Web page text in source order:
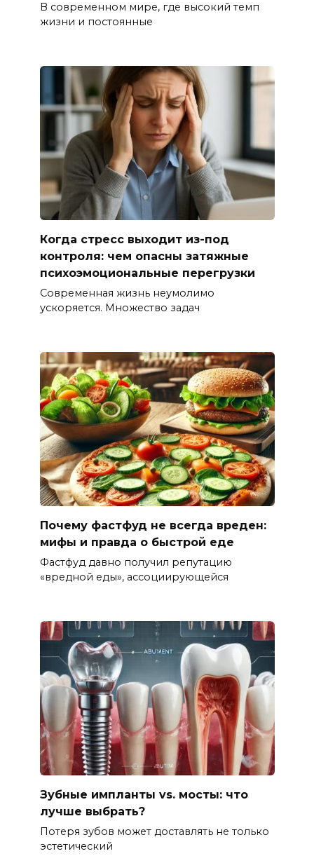
В современном мире, где высокий темп
жизни и постоянные
Когда стресс выходит из-под
контроля: чем опасны затяжные
психоэмоциональные перегрузки
Современная жизнь неумолимо
ускоряется. Множество задач
Почему фастфуд не всегда вреден:
мифы и правда о быстрой еде
Фастфуд давно получил репутацию
«вредной еды», ассоциирующейся
Зубные импланты vs. мосты: что
лучше выбрать?
Потеря зубов может доставлять не только
эстетический